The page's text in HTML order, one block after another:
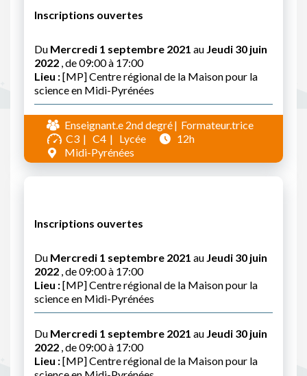
Inscriptions ouvertes
Du Mercredi 1 septembre 2021 au Jeudi 30 juin
2022 , de 09:00 à 17:00
Lieu :[MP] Centre régional de la Maison pour la
science en Midi-Pyrénées
Enseignant.e 2nd degré
Formateur.trice
C3
C4 Lycée
12h
Midi-Pyrénées
Inscriptions ouvertes
Du Mercredi 1 septembre 2021 au Jeudi 30 juin
2022 , de 09:00 à 17:00
Lieu :[MP] Centre régional de la Maison pour la
science en Midi-Pyrénées
Du Mercredi 1 septembre 2021 au Jeudi 30 juin
2022 , de 09:00 à 17:00
Lieu :[MP] Centre régional de la Maison pour la